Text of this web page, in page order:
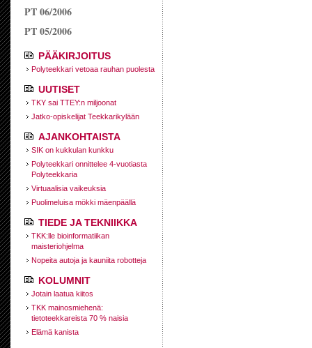
PT 06/2006
PT 05/2006
PÄÄKIRJOITUS
Polyteekkari vetoaa rauhan puolesta
UUTISET
TKY sai TTEY:n miljoonat
Jatko-opiskelijat Teekkarikylään
AJANKOHTAISTA
SIK on kukkulan kunkku
Polyteekkari onnittelee 4-vuotiasta
Polyteekkaria
Virtuaalisia vaikeuksia
Puolimeluisa mökki mäenpäällä
TIEDE JA TEKNIIKKA
TKK:lle bioinformatiikan
maisteriohjelma
Nopeita autoja ja kauniita robotteja
KOLUMNIT
Jotain laatua kiitos
TKK mainosmiehenä:
tietoteekkareista 70 % naisia
Elämä kanista